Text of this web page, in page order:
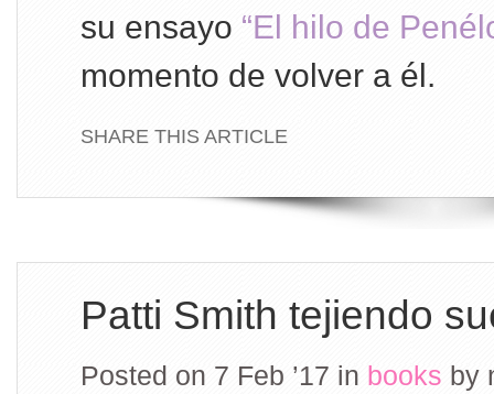
su ensayo “El hilo de
momento de volver a él.
SHARE THIS ARTICLE
Patti Smith tejiendo
Posted on 7 Feb ’17 in books by